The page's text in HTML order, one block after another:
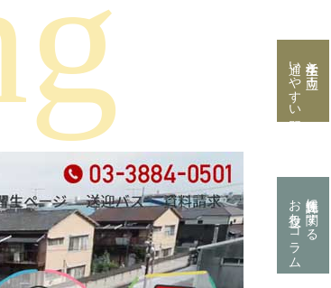
学生生活と両立！
通いやすい教習所
運転免許に関する
お役立ちコラム